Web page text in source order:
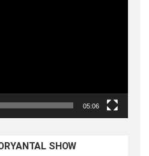
05:06
SHOW